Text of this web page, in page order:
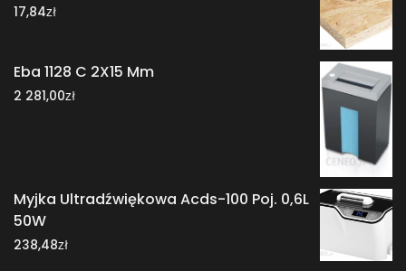
17,84zł
Eba 1128 C 2X15 Mm
2 281,00zł
Myjka Ultradźwiękowa Acds-100 Poj. 0,6L
50W
238,48zł